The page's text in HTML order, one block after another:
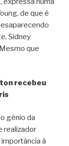
de que é
Sidney
que
recebeu
gênio da
realizador
à